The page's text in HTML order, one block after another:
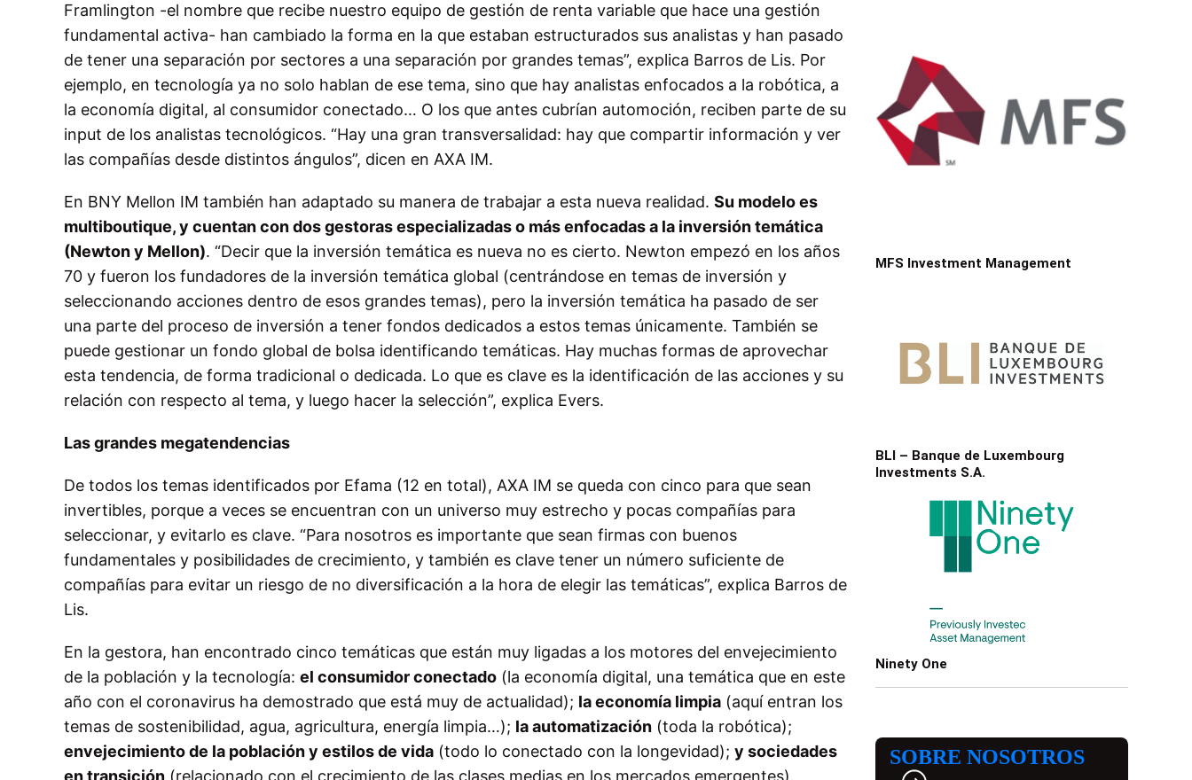
Framlington -el nombre que recibe nuestro equipo de gestión de renta variable que hace una gestión
fundamental activa- han cambiado la forma en la que estaban estructurados sus analistas y han pasado
de tener una separación por sectores a una separación por grandes temas”, explica Barros de Lis. Por
ejemplo, en tecnología ya no solo hablan de ese tema, sino que hay analistas enfocados a la robótica, a
la economía digital, al consumidor conectado… O los que antes cubrían automoción, reciben parte de su
input de los analistas tecnológicos. “Hay una gran transversalidad: hay que compartir información y ver
las compañías desde distintos ángulos”, dicen en AXA IM.
En BNY Mellon IM también han adaptado su manera de trabajar a esta nueva realidad. Su modelo es
multiboutique, y cuentan con dos gestoras especializadas o más enfocadas a la inversión temática
(Newton y Mellon). “Decir que la inversión temática es nueva no es cierto. Newton empezó en los años
70 y fueron los fundadores de la inversión temática global (centrándose en temas de inversión y
seleccionando acciones dentro de esos grandes temas), pero la inversión temática ha pasado de ser
una parte del proceso de inversión a tener fondos dedicados a estos temas únicamente. También se
puede gestionar un fondo global de bolsa identificando temáticas. Hay muchas formas de aprovechar
esta tendencia, de forma tradicional o dedicada. Lo que es clave es la identificación de las acciones y su
relación con respecto al tema, y luego hacer la selección”, explica Evers.
Las grandes megatendencias
De todos los temas identificados por Efama (12 en total), AXA IM se queda con cinco para que sean
invertibles, porque a veces se encuentran con un universo muy estrecho y pocas compañías para
seleccionar, y evitarlo es clave. “Para nosotros es importante que sean firmas con buenos
fundamentales y posibilidades de crecimiento, y también es clave tener un número suficiente de
compañías para evitar un riesgo de no diversificación a la hora de elegir las temáticas”, explica Barros de
Lis.
En la gestora, han encontrado cinco temáticas que están muy ligadas a los motores del envejecimiento
de la población y la tecnología: el consumidor conectado (la economía digital, una temática que en este
año con el coronavirus ha demostrado que está muy de actualidad); la economía limpia (aquí entran los
temas de sostenibilidad, agua, agricultura, energía limpia…); la automatización (toda la robótica);
envejecimiento de la población y estilos de vida (todo lo conectado con la longevidad); y sociedades
MFS Investment Management
BLI – Banque de Luxembourg
Investments S.A.
Ninety One
SOBRE NOSOTROS